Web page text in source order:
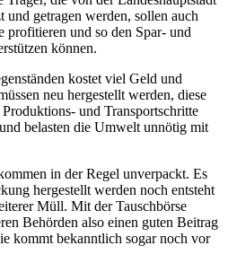
getragen werden, sollen auch
profitieren und so den Spar- und
können.
kostet viel Geld und
neu hergestellt werden, diese
und Transportschritte
belasten die Umwelt unnötig mit
in der Regel unverpackt. Es
hergestellt werden noch entsteht
Müll. Mit der Tauschbörse
Behörden also einen guten Beitrag
kommt bekanntlich sogar noch vor